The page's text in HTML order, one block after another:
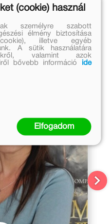
3 499 Ft
2 869 Ft
Kosárba
(cookie) használ
személyre szabott
élmény biztosítása
illetve egyéb
A sütik használatára
valamint azok
bővebb információ
ide
Elfogadom